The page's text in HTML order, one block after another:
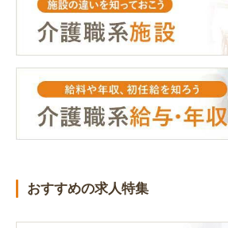
おすすめの求人特集